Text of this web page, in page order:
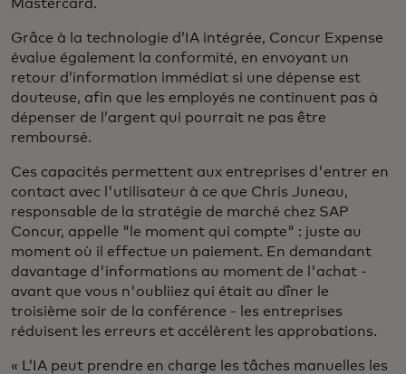
Mastercard.
Grâce à la technologie d’IA intégrée, Concur Expense
évalue également la conformité, en envoyant un
retour d’information immédiat si une dépense est
douteuse, afin que les employés ne continuent pas à
dépenser de l’argent qui pourrait ne pas être
remboursé.
Ces capacités permettent aux entreprises d'entrer en
contact avec l'utilisateur à ce que Chris Juneau,
responsable de la stratégie de marché chez SAP
Concur, appelle "le moment qui compte" : juste au
moment où il effectue un paiement. En demandant
davantage d'informations au moment de l'achat -
avant que vous n'oubliiez qui était au dîner le
troisième soir de la conférence - les entreprises
réduisent les erreurs et accélèrent les approbations.
« L’IA peut prendre en charge les tâches manuelles les